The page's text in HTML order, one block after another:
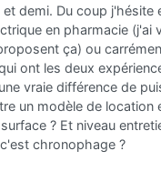
demi. Du coup j'hésite
en pharmacie (j'ai
ça) ou
ont les deux
vraie différence de
un modèle de location
? Et niveau
chronophage ?